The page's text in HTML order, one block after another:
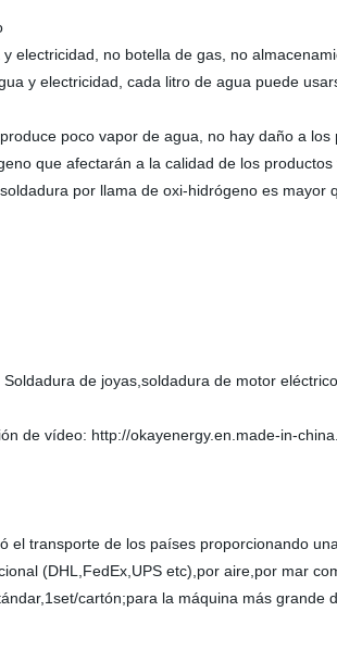
electricidad, no botella de gas, no
y electricidad, cada litro de agua puede
poco vapor de agua, no hay daño a
que afectarán a la calidad de los productos
por llama de oxi-hidrógeno es mayor
de joyas,soldadura de motor
de vídeo: http://okayenergy.en.made-in-
el transporte de los países proporcionando
(DHL,FedEx,UPS etc),por aire,por mar
cartón;para la máquina más grande